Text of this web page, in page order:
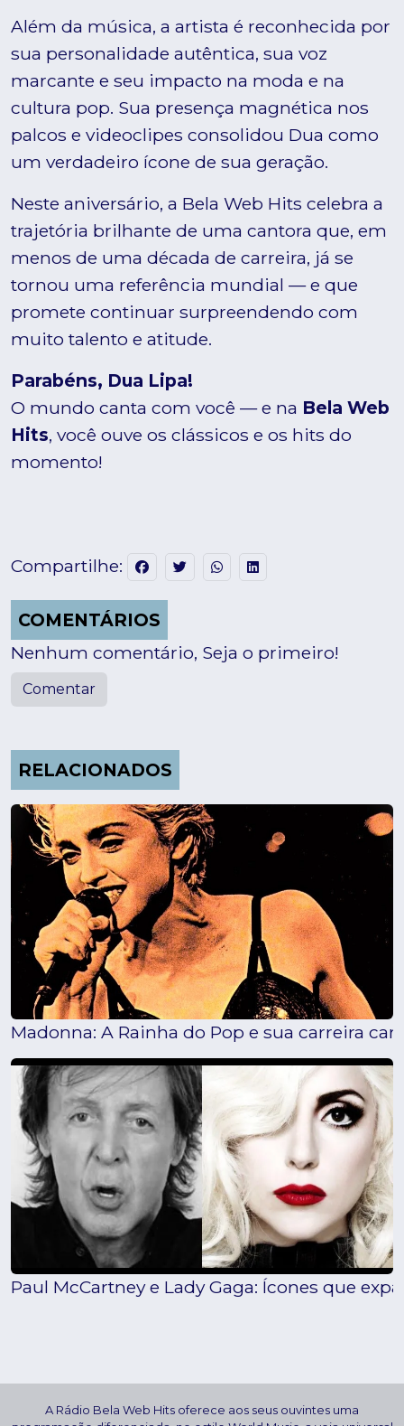
Além da música, a artista é reconhecida por
sua personalidade autêntica, sua voz
marcante e seu impacto na moda e na
cultura pop. Sua presença magnética nos
palcos e videoclipes consolidou Dua como
um verdadeiro ícone de sua geração.
Neste aniversário, a Bela Web Hits celebra a
trajetória brilhante de uma cantora que, em
menos de uma década de carreira, já se
tornou uma referência mundial — e que
promete continuar surpreendendo com
muito talento e atitude.
Parabéns, Dua Lipa!
O mundo canta com você — e na Bela Web
Hits, você ouve os clássicos e os hits do
momento!
Compartilhe:
COMENTÁRIOS
Nenhum comentário, Seja o primeiro!
Comentar
RELACIONADOS
Madonna: A Rainha do Pop e sua carreira
Paul McCartney e Lady Gaga: Ícones que
A Rádio Bela Web Hits oferece aos seus ouvintes uma